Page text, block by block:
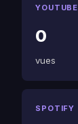
YOUTUBE
0
vues
SPOTIFY